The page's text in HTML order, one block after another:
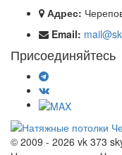
Адрес:
Email:
Присоединяйтесь
© 2009 - 2026 vk 373